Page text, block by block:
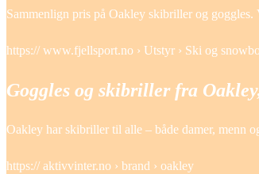
Sammenlign pris på Oakley skibriller og
https:// www.fjellsport.no › Utstyr › Ski og
Goggles og skibriller fra
Oakley har skibriller til alle – både damer, menn
https:// aktivvinter.no › brand › oakley